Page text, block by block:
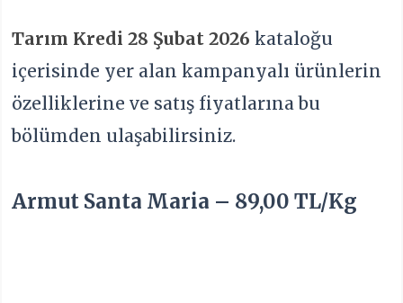
Tarım Kredi 28 Şubat 2026 kataloğu
içerisinde yer alan kampanyalı ürünlerin
özelliklerine ve satış fiyatlarına bu
bölümden ulaşabilirsiniz.
Armut Santa Maria – 89,00 TL/Kg